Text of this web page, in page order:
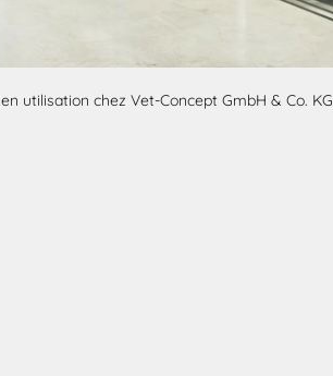
en utilisation chez Vet-Concept GmbH & Co. KG